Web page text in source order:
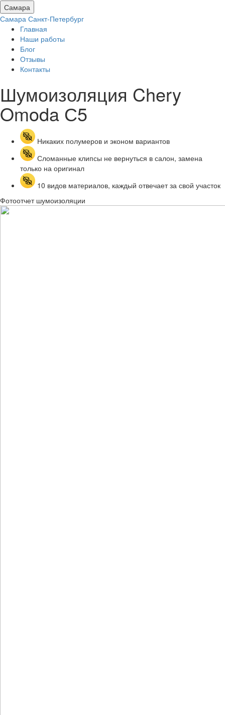
Самара
Самара Санкт-Петербург
Главная
Наши работы
Блог
Отзывы
Контакты
Шумоизоляция Chery
Omoda С5
Никаких полумеров и эконом вариантов
Сломанные клипсы не вернуться в салон, замена
только на оригинал
10 видов материалов, каждый отвечает за свой участок
Фотоотчет шумоизоляции